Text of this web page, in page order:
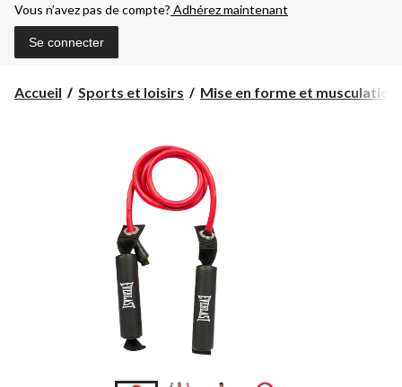
Vous n’avez pas de compte? Adhérez maintenant
Se connecter
Accueil Sports et loisirs Mise en forme et musculation